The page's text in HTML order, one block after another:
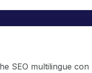
SEO multilingue con